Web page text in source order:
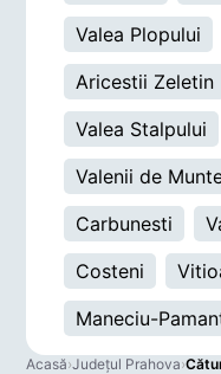
Valea Plopului
Aricestii Zeletin
Valea Stalpului
Valenii de
Carbunesti
Costeni
Maneciu-
Acasă›Județul Prahova›